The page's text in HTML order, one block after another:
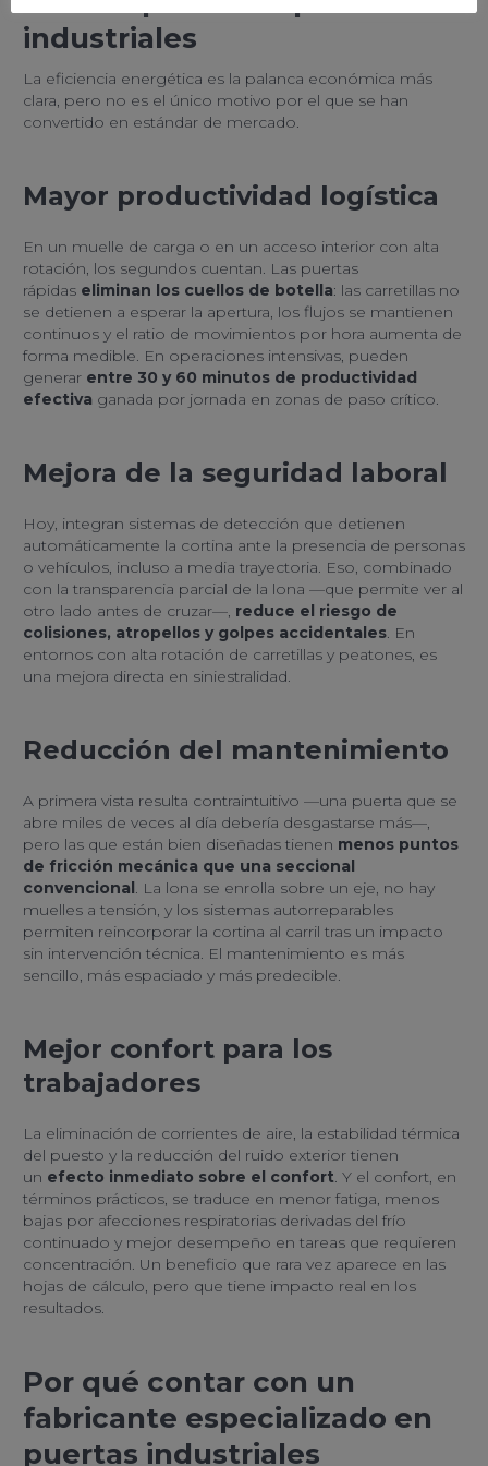
industriales
La eficiencia energética es la palanca económica más
clara, pero no es el único motivo por el que se han
convertido en estándar de mercado.
Mayor productividad logística
En un muelle de carga o en un acceso interior con alta
rotación, los segundos cuentan. Las puertas
rápidas eliminan los cuellos de botella: las carretillas no
se detienen a esperar la apertura, los flujos se mantienen
continuos y el ratio de movimientos por hora aumenta de
forma medible. En operaciones intensivas, pueden
generar entre 30 y 60 minutos de productividad
efectiva ganada por jornada en zonas de paso crítico.
Mejora de la seguridad laboral
Hoy, integran sistemas de detección que detienen
automáticamente la cortina ante la presencia de personas
o vehículos, incluso a media trayectoria. Eso, combinado
con la transparencia parcial de la lona —que permite ver al
otro lado antes de cruzar—, reduce el riesgo de
colisiones, atropellos y golpes accidentales. En
entornos con alta rotación de carretillas y peatones, es
una mejora directa en siniestralidad.
Reducción del mantenimiento
A primera vista resulta contraintuitivo —una puerta que se
abre miles de veces al día debería desgastarse más—,
pero las que están bien diseñadas tienen menos puntos
de fricción mecánica que una seccional
convencional. La lona se enrolla sobre un eje, no hay
muelles a tensión, y los sistemas autorreparables
permiten reincorporar la cortina al carril tras un impacto
sin intervención técnica. El mantenimiento es más
sencillo, más espaciado y más predecible.
Mejor confort para los
trabajadores
La eliminación de corrientes de aire, la estabilidad térmica
del puesto y la reducción del ruido exterior tienen
un efecto inmediato sobre el confort. Y el confort, en
términos prácticos, se traduce en menor fatiga, menos
bajas por afecciones respiratorias derivadas del frío
continuado y mejor desempeño en tareas que requieren
concentración. Un beneficio que rara vez aparece en las
hojas de cálculo, pero que tiene impacto real en los
resultados.
Por qué contar con un
fabricante especializado en
puertas industriales